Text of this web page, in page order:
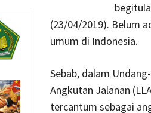
(23/04/2019). Belum
umum di Indonesia.
Sebab, dalam
Angkutan Jalanan
tercantum sebagai